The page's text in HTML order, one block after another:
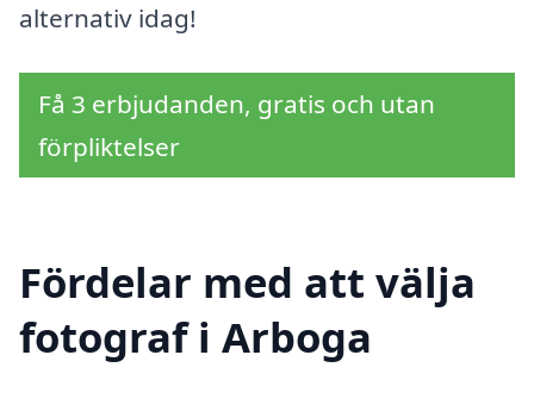
alternativ idag!
Få 3 erbjudanden, gratis och utan
förpliktelser
Fördelar med att välja
fotograf i Arboga